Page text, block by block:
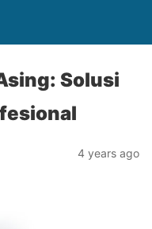
Solusi
4 years ago